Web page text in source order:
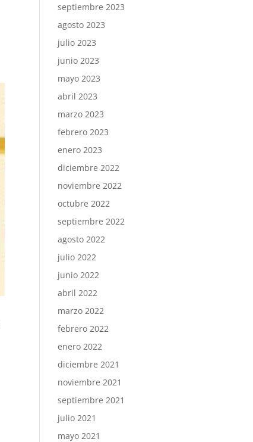
septiembre 2023
agosto 2023
julio 2023
junio 2023
mayo 2023
abril 2023
marzo 2023
febrero 2023
enero 2023
diciembre 2022
noviembre 2022
octubre 2022
septiembre 2022
agosto 2022
julio 2022
junio 2022
abril 2022
marzo 2022
febrero 2022
enero 2022
diciembre 2021
noviembre 2021
septiembre 2021
julio 2021
mayo 2021